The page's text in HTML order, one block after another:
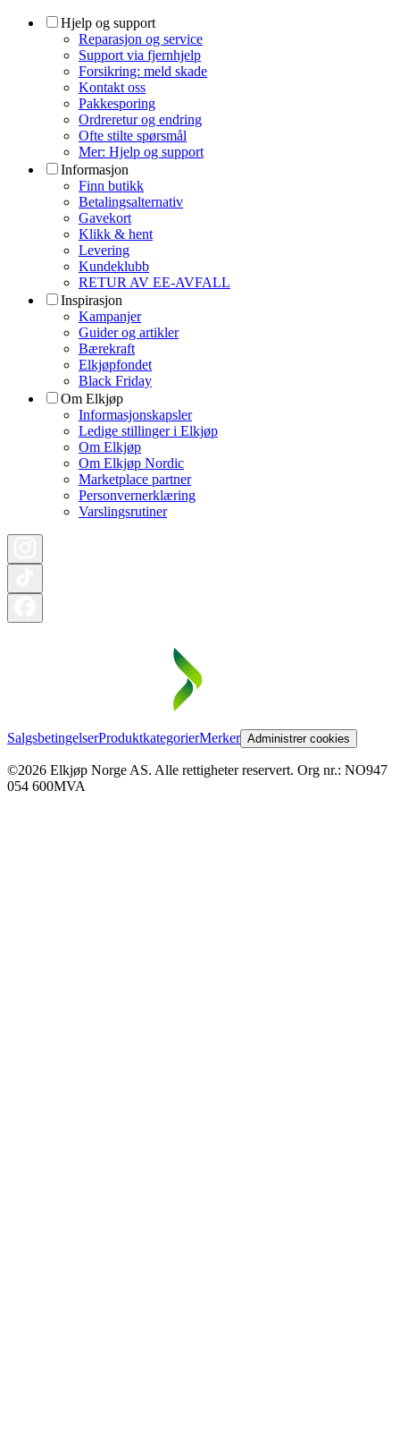
Hjelp og support
Reparasjon og service
Support via fjernhjelp
Forsikring: meld skade
Kontakt oss
Pakkesporing
Ordreretur og endring
Ofte stilte spørsmål
Mer: Hjelp og support
Informasjon
Finn butikk
Betalingsalternativ
Gavekort
Klikk & hent
Levering
Kundeklubb
RETUR AV EE-AVFALL
Inspirasjon
Kampanjer
Guider og artikler
Bærekraft
Elkjøpfondet
Black Friday
Om Elkjøp
Informasjonskapsler
Ledige stillinger i Elkjøp
Om Elkjøp
Om Elkjøp Nordic
Marketplace partner
Personvernerklæring
Varslingsrutiner
SalgsbetingelserProduktkategorierMerker Administrer cookies
©2026 Elkjøp Norge AS. Alle rettigheter reservert. Org nr.: NO947
054 600MVA